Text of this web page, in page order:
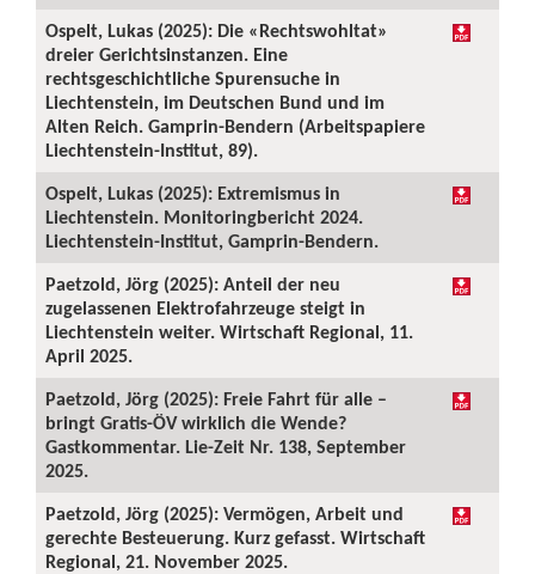
Ospelt, Lukas (2025): Die «Rechtswohltat»
dreier Gerichtsinstanzen. Eine
rechtsgeschichtliche Spurensuche in
Liechtenstein, im Deutschen Bund und im
Alten Reich. Gamprin-Bendern (Arbeitspapiere
Liechtenstein-Institut, 89).
Ospelt, Lukas (2025): Extremismus in
Liechtenstein. Monitoringbericht 2024.
Liechtenstein-Institut, Gamprin-Bendern.
Paetzold, Jörg (2025): Anteil der neu
zugelassenen Elektrofahrzeuge steigt in
Liechtenstein weiter. Wirtschaft Regional, 11.
April 2025.
Paetzold, Jörg (2025): Freie Fahrt für alle –
bringt Gratis-ÖV wirklich die Wende?
Gastkommentar. Lie-Zeit Nr. 138, September
2025.
Paetzold, Jörg (2025): Vermögen, Arbeit und
gerechte Besteuerung. Kurz gefasst. Wirtschaft
Regional, 21. November 2025.